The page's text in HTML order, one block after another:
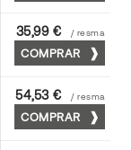
52 x 70
35,99 € / resma
COMPRAR
63 x 88
54,53 € / resma
COMPRAR